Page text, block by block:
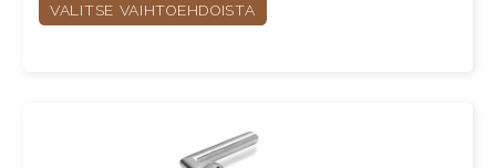
VALITSE VAIHTOEHDOISTA